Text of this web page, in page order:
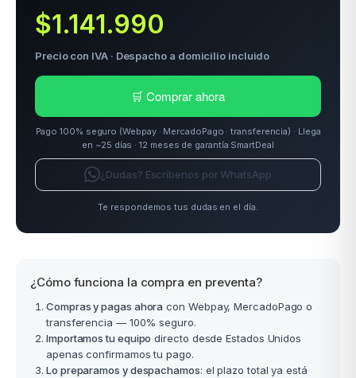
$1.141.990
Precio con IVA · Despacho a domicilio incluido
🛒 Comprar ahora
Pago 100% seguro (Webpay · MercadoPago · transferencia) · Llega
en ~25 días · 12 meses de garantía SmartDeal
¿Dudas? Escríbenos por WhatsApp
Te respondemos tus dudas en el día.
¿Cómo funciona la compra en preventa?
Compras y pagas ahora con Webpay, MercadoPago o
transferencia — 100% seguro.
Importamos tu equipo directo desde Estados Unidos
apenas confirmamos tu pago.
Lo preparamos y despachamos: el plazo total ya está